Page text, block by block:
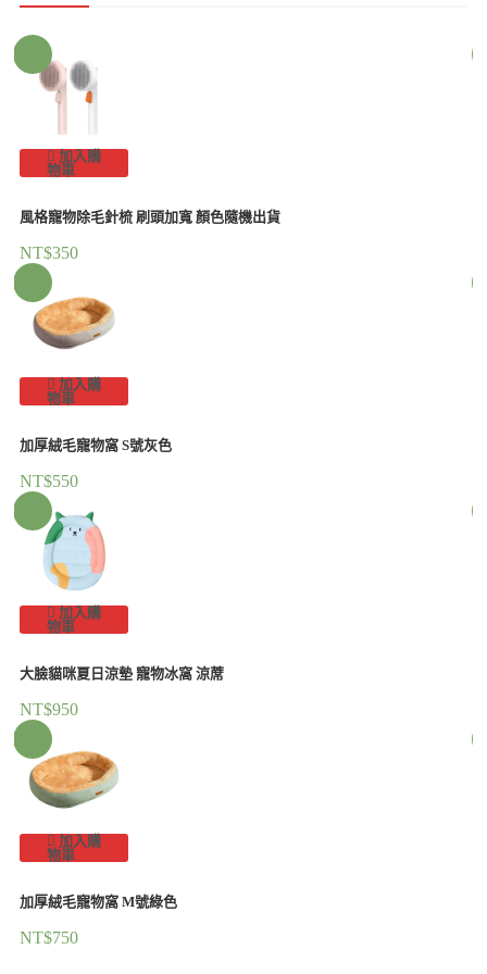
加入購
物車
風格寵物除毛針梳 刷頭加寬 顏色隨機出貨
NT$350
加入購
物車
加厚絨毛寵物窩 S號灰色
NT$550
加入購
物車
大臉貓咪夏日涼墊 寵物冰窩 涼蓆
NT$950
加入購
物車
加厚絨毛寵物窩 M號綠色
NT$750